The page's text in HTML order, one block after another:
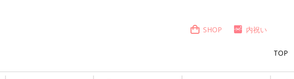
TOP
SHOP 内祝い